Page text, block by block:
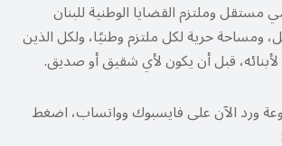
مستقل وملتزم القضايا الوطنية للبنان
ومساحة حرية لكل ملتزم وطنيًا، ولكل الذين
لأبنائه، قبل أن يكون لأي شقيق أو صديق.
ورد الآن على فايسبوك وواتساب، اضغط